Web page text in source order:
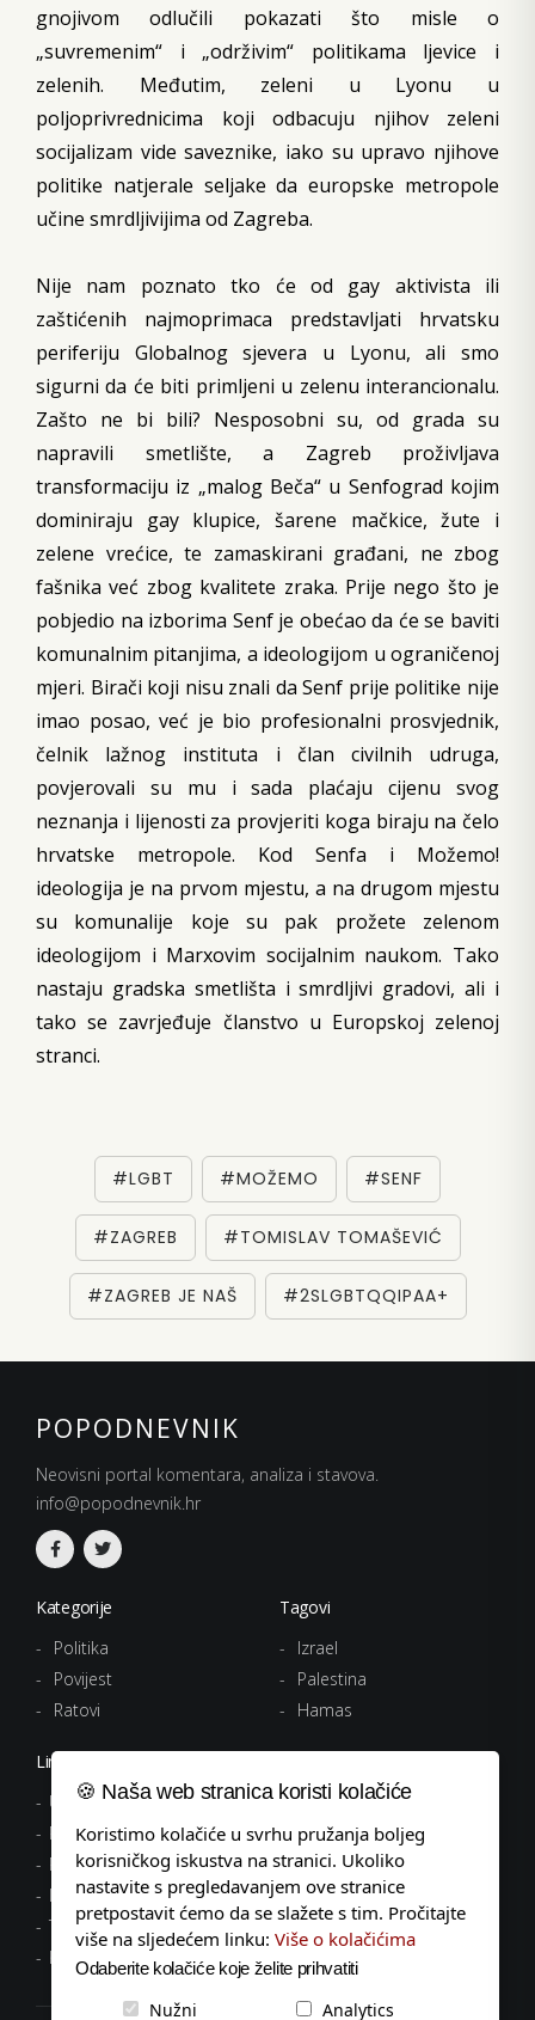
gnojivom odlučili pokazati što misle o
„suvremenim“ i „održivim“ politikama ljevice i
zelenih. Međutim, zeleni u Lyonu u
poljoprivrednicima koji odbacuju njihov zeleni
socijalizam vide saveznike, iako su upravo njihove
politike natjerale seljake da europske metropole
učine smrdljivijima od Zagreba.
Nije nam poznato tko će od gay aktivista ili
zaštićenih najmoprimaca predstavljati hrvatsku
periferiju Globalnog sjevera u Lyonu, ali smo
sigurni da će biti primljeni u zelenu interancionalu.
Zašto ne bi bili? Nesposobni su, od grada su
napravili smetlište, a Zagreb proživljava
transformaciju iz „malog Beča“ u Senfograd kojim
dominiraju gay klupice, šarene mačkice, žute i
zelene vrećice, te zamaskirani građani, ne zbog
fašnika već zbog kvalitete zraka. Prije nego što je
pobjedio na izborima Senf je obećao da će se baviti
komunalnim pitanjima, a ideologijom u ograničenoj
mjeri. Birači koji nisu znali da Senf prije politike nije
imao posao, već je bio profesionalni prosvjednik,
čelnik lažnog instituta i član civilnih udruga,
povjerovali su mu i sada plaćaju cijenu svog
neznanja i lijenosti za provjeriti koga biraju na čelo
hrvatske metropole. Kod Senfa i Možemo!
ideologija je na prvom mjestu, a na drugom mjestu
su komunalije koje su pak prožete zelenom
ideologijom i Marxovim socijalnim naukom. Tako
nastaju gradska smetlišta i smrdljivi gradovi, ali i
tako se zavrjeđuje članstvo u Europskoj zelenoj
stranci.
#LGBT #MOŽEMO #SENF
#ZAGREB #TOMISLAV TOMAŠEVIĆ
#ZAGREB JE NAŠ #2SLGBTQQIPAA+
POPODNEVNIK
Neovisni portal komentara, analiza i stavova.
info@popodnevnik.hr
Kategorije
Politika
Povijest
Ratovi
Tagovi
Izrael
Palestina
Hamas
Linkovi
Uvjeti korištenja
Politika privatnosti
Pravila o kolačićima
Impressum
Tagovi
Kontakt
🍪 Naša web stranica koristi kolačiće
Koristimo kolačiće u svrhu pružanja boljeg
korisničkog iskustva na stranici. Ukoliko
nastavite s pregledavanjem ove stranice
pretpostavit ćemo da se slažete s tim. Pročitajte
više na sljedećem linku: Više o kolačićima
Odaberite kolačiće koje želite prihvatiti
Nužni Analytics